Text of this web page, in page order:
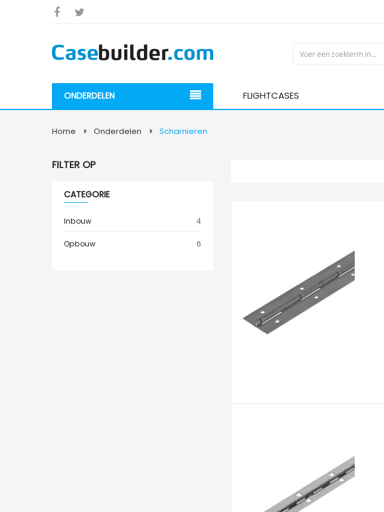
ONDERDELEN FLIGHTCASES
Home Onderdelen Scharnieren
FILTER OP
CATEGORIE
Inbouw 4item
Opbouw 6